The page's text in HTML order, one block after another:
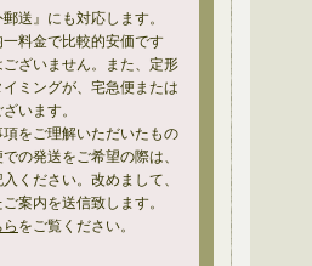
送』にも対応します。
料金で比較的安価です
ざいません。また、定形
ミングが、宅急便または
ざいます。
をご理解いただいたもの
の発送をご希望の際は、
ください。改めまして、
案内を送信致します。
をご覧ください。